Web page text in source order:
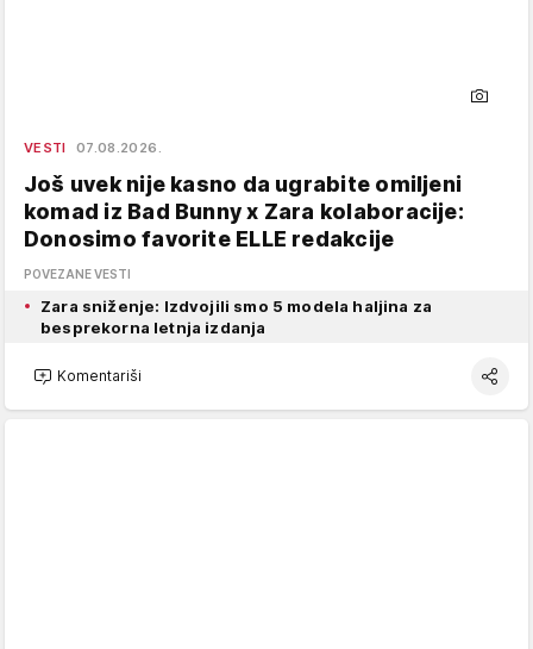
VESTI 07.08.2026.
Još uvek nije kasno da ugrabite omiljeni
komad iz Bad Bunny x Zara kolaboracije:
Donosimo favorite ELLE redakcije
POVEZANE VESTI
Zara sniženje: Izdvojili smo 5 modela haljina za
besprekorna letnja izdanja
Komentariši